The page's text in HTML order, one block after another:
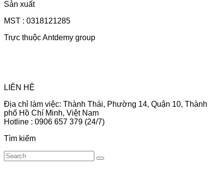
Sản xuất
MST : 0318121285
Trực thuộc Antdemy group
LIÊN HỆ
Địa chỉ làm việc: Thành Thái, Phường 14, Quận 10, Thành
phố Hồ Chí Minh, Việt Nam
Hotline : 0906 657 379 (24/7)
Tìm kiếm